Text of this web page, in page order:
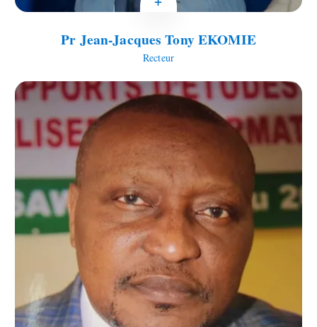
Pr Jean-Jacques Tony EKOMIE
Recteur